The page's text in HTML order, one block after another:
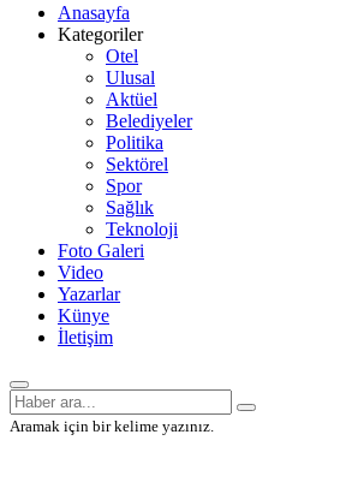
Anasayfa
Kategoriler
Otel
Ulusal
Aktüel
Belediyeler
Politika
Sektörel
Spor
Sağlık
Teknoloji
Foto Galeri
Video
Yazarlar
Künye
İletişim
Aramak için bir kelime yazınız.